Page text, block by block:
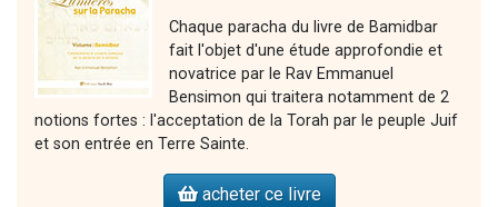
Chaque paracha du livre de Bamidbar
fait l'objet d'une étude approfondie et
novatrice par le Rav Emmanuel
Bensimon qui traitera notamment de 2
notions fortes : l'acceptation de la Torah par le peuple Juif
et son entrée en Terre Sainte.
acheter ce livre